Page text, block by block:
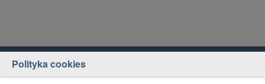
Polityka cookies
Obsługa klienta